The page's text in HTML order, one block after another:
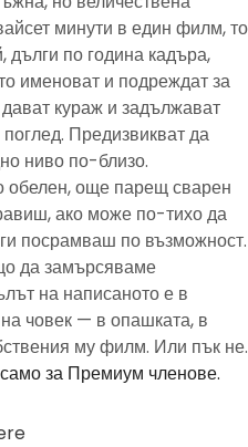
минути в един филм, то
дълги по година кадъра,
именоват и подреждат за
кураж и задължават
Предизвикват да
ниво по-близо.
обелен, още парещ сварен
ако може по-тихо да
посрамваш по възможност.
да замърсяваме
на написаното е в
човек — в опашката, в
му филм. Или пък не.
за Премиум членове.